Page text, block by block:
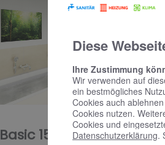
Basic 15,9 ㎡
Diese
Ihre Zustimmung
Wir verwenden auf
ein bestmögliches
Cookies auch
Cookies nutzen.
Cookies und
Datenschutzerklärung.